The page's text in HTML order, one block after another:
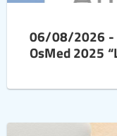
06/08/2026 -
OsMed 2025